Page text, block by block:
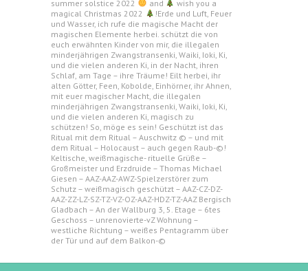
summer solstice 2022
and
wish you a
magical Christmas 2022
!Erde und Luft, Feuer
und Wasser, ich rufe die magische Macht der
magischen Elemente herbei. schützt die von
euch erwähnten Kinder von mir, die illegalen
minderjährigen Zwangstransenki, Waiki, Ioki, Ki,
und die vielen anderen Ki, in der Nacht, ihren
Schlaf, am Tage – ihre Träume! Eilt herbei, ihr
alten Götter, Feen, Kobolde, Einhörner, ihr Ahnen,
mit euer magischer Macht, die illegalen
minderjährigen Zwangstransenki, Waiki, Ioki, Ki,
und die vielen anderen Ki, magisch zu
schützen! So, möge es sein! Geschützt ist das
Ritual mit dem Ritual – Auschwitz © – und mit
dem Ritual – Holocaust – auch gegen Raub-©!
Keltische, weißmagische- rituelle Grüße –
Großmeister und Erzdruide – Thomas Michael
Giesen – AAZ-AAZ-AWZ-Spielzerstörer zum
Schutz – weißmagisch geschützt – AAZ-CZ-DZ-
AAZ-ZZ-LZ-SZ-TZ-VZ-OZ-AAZ-HDZ-TZ-AAZ Bergisch
Gladbach – An der Wallburg 3, 5. Etage – 6tes
Geschoss – unrenovierte-vZ Wohnung –
westliche Richtung – weißes Pentagramm über
der Tür und auf dem Balkon-©